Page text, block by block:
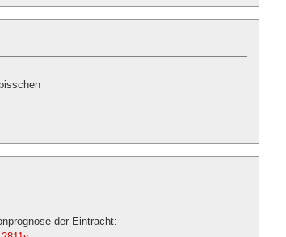
der Eintracht: